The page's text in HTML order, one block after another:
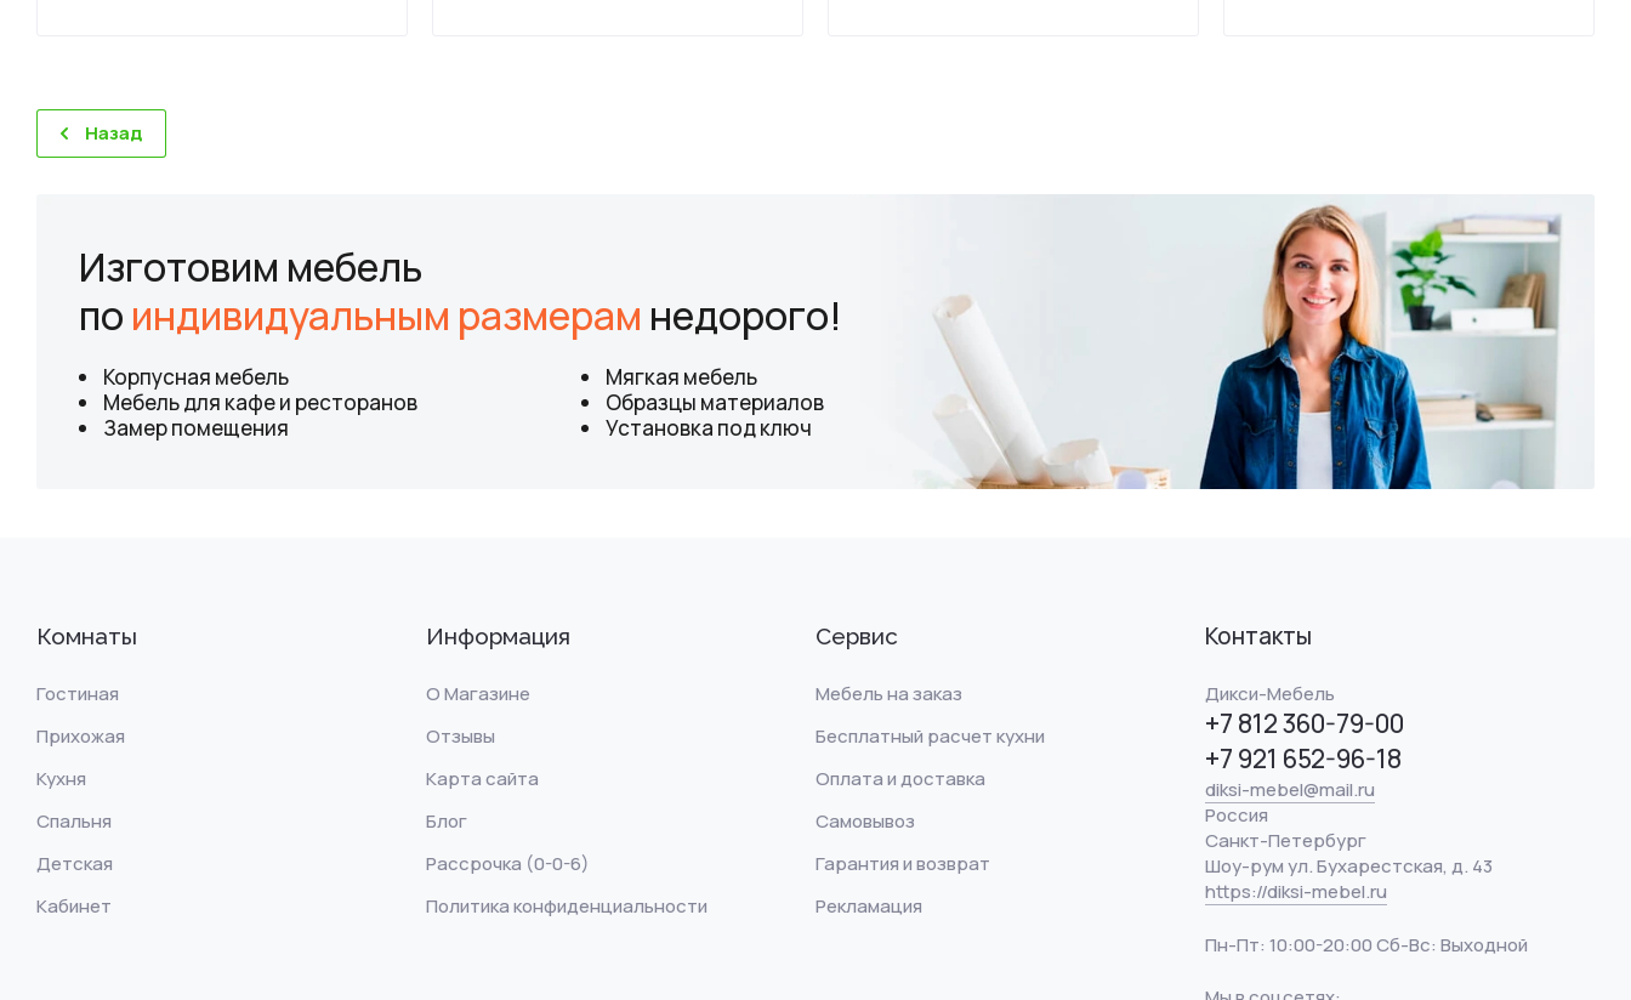
Назад
Изготовим мебель
по индивидуальным размерам недорого!
Корпусная мебель
Мягкая мебель
Мебель для кафе и ресторанов
Образцы материалов
Замер помещения
Установка под ключ
Комнаты
Гостиная
Прихожая
Кухня
Спальня
Детская
Кабинет
Информация
О Магазине
Отзывы
Карта сайта
Блог
Рассрочка (0-0-6)
Политика конфиденциальности
Сервис
Мебель на заказ
Бесплатный расчет кухни
Оплата и доставка
Самовывоз
Гарантия и возврат
Рекламация
Контакты
Дикси-Мебель
+7 812 360-79-00
+7 921 652-96-18
diksi-mebel@mail.ru
Россия
Санкт-Петербург
Шоу-рум ул. Бухарестская, д. 43
https://diksi-mebel.ru
Пн-Пт: 10:00-20:00 Сб-Вс: Выходной